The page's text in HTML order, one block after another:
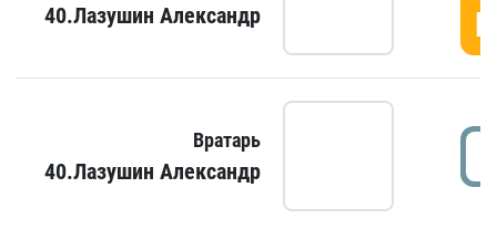
40.Лазушин Александр
Вратарь
40.Лазушин Александр